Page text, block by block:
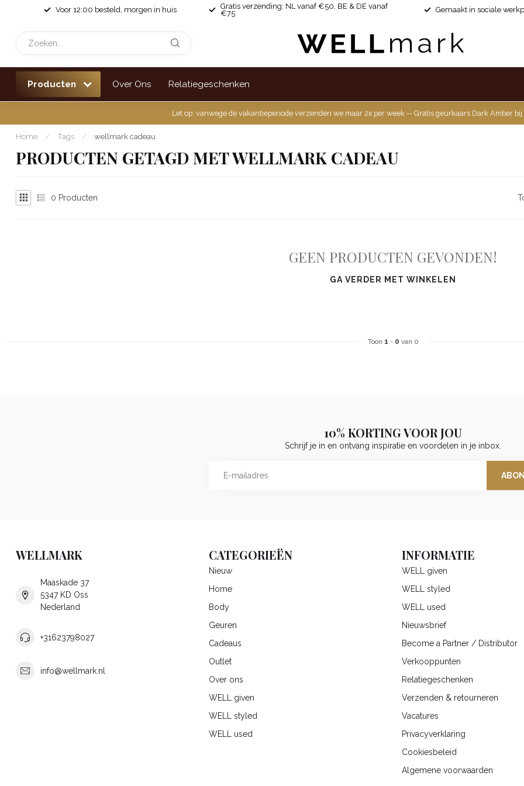
Voor 12:00 besteld, morgen in huis
Gratis verzending: NL vanaf €50, BE & DE vanaf
€75
Gemaakt in sociale
Producten Over Ons Relatiegeschenken
Let op: vanwege de vakantieperiode verzenden we maar 2x per week -- Gratis geurkaars Dark Amber
Home / Tags / wellmark cadeau
PRODUCTEN GETAGD MET WELLMARK CADEAU
0 Producten
GEEN PRODUCTEN GEVONDEN!
GA VERDER MET WINKELEN
Toon 1 - 0 van 0
10% KORTING VOOR JOU
Schrijf je in en ontvang inspiratie en voordelen in je inbox.
WELLMARK
Maaskade 37
5347 KD Oss
Nederland
+31623798027
info@wellmark.nl
CATEGORIEËN
Nieuw
Home
Body
Geuren
Cadeaus
Outlet
Over ons
WELL given
WELL styled
WELL used
INFORMATIE
WELL given
WELL styled
WELL used
Nieuwsbrief
Become a Partner / Distributor
Verkooppunten
Relatiegeschenken
Verzenden & retourneren
Vacatures
Privacyverklaring
Cookiesbeleid
Algemene voorwaarden